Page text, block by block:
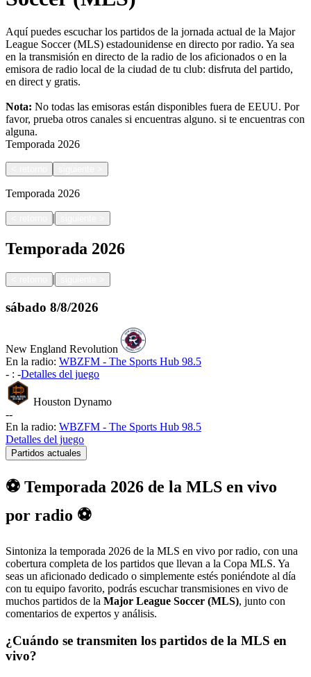
Aquí puedes escuchar los partidos de la jornada actual de la Major
League Soccer (MLS) estadounidense en directo por radio. Ya sea
en la transmisión en directo de la radio de los aficionados o en la
emisora de radio local de la ciudad de tu club: disfruta del partido,
en direct y gratis.
Nota: No todas las emisoras están disponibles fuera de EEUU. Por
favor, prueba otros canales si encuentras alguno. si te encuentras con
alguna.
Temporada 2026
Temporada 2026
|
Temporada 2026
|
sábado 8/8/2026
New England Revolution
En la radio: WBZFM - The Sports Hub 98.5
- : -Detalles del juego
Houston Dynamo
--
En la radio: WBZFM - The Sports Hub 98.5
Detalles del juego
Partidos actuales
⚽ Temporada 2026 de la MLS en vivo
por radio ⚽
Sintoniza la temporada 2026 de la MLS en vivo por radio, con una
cobertura completa de los partidos que llevan a la Copa MLS. Ya
seas un aficionado dedicado o simplemente estés poniéndote al día
con tu equipo favorito, podrás escuchar transmisiones en vivo de
muchos partidos de la Major League Soccer (MLS), junto con
comentarios de expertos y análisis.
¿Cuándo se transmiten los partidos de la MLS en
vivo?